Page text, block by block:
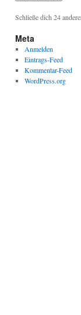
Schließe dich 24
Meta
Anmelden
Eintrags-Feed
Kommentar-Feed
WordPress.org